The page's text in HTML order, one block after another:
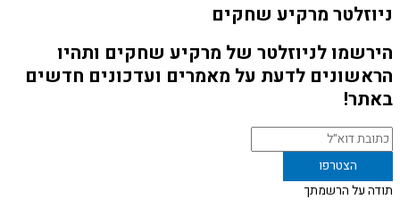
מרקיע שחקים
לניוזלטר של מרקיע שחקים ותהיו
לדעת על מאמרים ועדכונים חדשים
על הרשמתך